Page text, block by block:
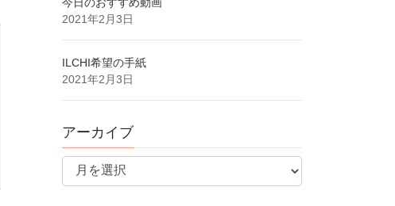
2021年2月3日
ILCHI希望の手紙
2021年2月3日
アーカイブ
ア